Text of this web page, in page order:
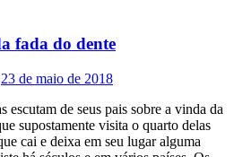
fada do dente
23 de maio de 2018
escutam de seus pais sobre a vinda da
supostamente visita o quarto delas
cai e deixa em seu lugar alguma